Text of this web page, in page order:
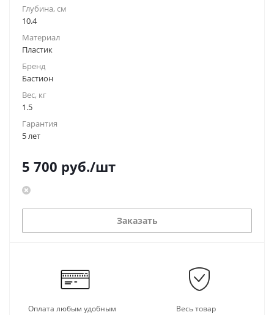
Глубина, см
10.4
Материал
Пластик
Бренд
Бастион
Вес, кг
1.5
Гарантия
5 лет
5 700 руб./шт
Заказать
Оплата любым удобным
Весь товар